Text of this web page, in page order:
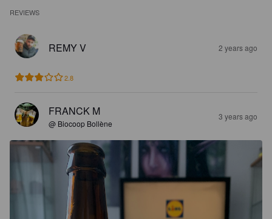
REVIEWS
REMY V 2 years ago
2.8
FRANCK M
@ Biocoop Bollène
3 years ago